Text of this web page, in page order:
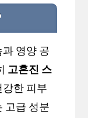
영양 공
고혼진 스
한 피부
고급 성분